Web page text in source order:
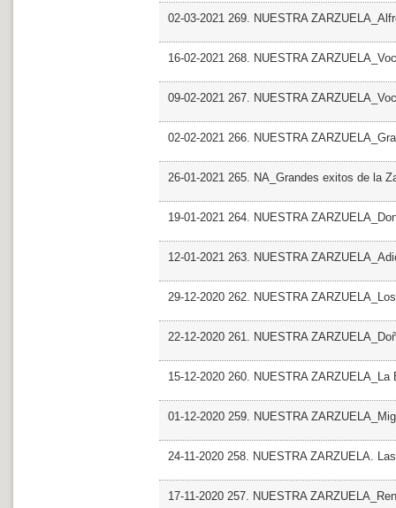
02-03-2021 269. NUESTRA
16-02-2021 268. NUESTRA
09-02-2021 267. NUESTRA
02-02-2021 266. NUESTRA
26-01-2021 265. NA_Grandes exitos de la
19-01-2021 264. NUESTRA
12-01-2021 263. NUESTRA
29-12-2020 262. NUESTRA
22-12-2020 261. NUESTRA
15-12-2020 260. NUESTRA
01-12-2020 259. NUESTRA
24-11-2020 258. NUESTRA ZARZUELA.
17-11-2020 257. NUESTRA